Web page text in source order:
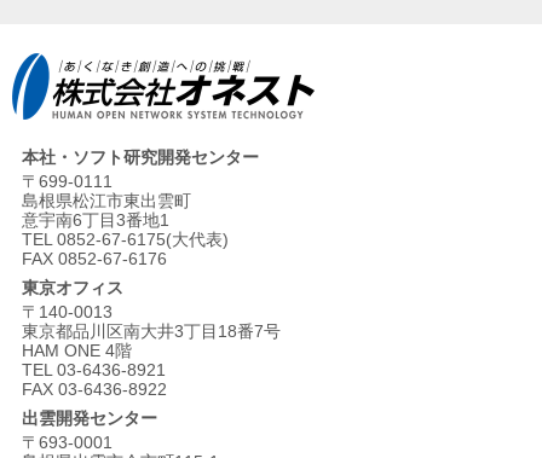
本社・ソフト研究開発センター
〒699-0111
島根県松江市東出雲町
意宇南6丁目3番地1
TEL 0852-67-6175(大代表)
FAX 0852-67-6176
東京オフィス
〒140-0013
東京都品川区南大井3丁目18番7号
HAM ONE 4階
TEL 03-6436-8921
FAX 03-6436-8922
出雲開発センター
〒693-0001